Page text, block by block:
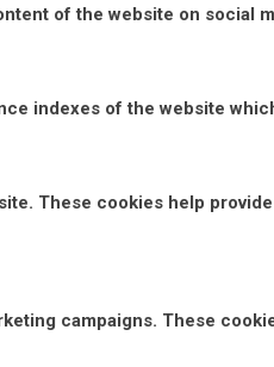
of the website on social
indexes of the website
These cookies help
campaigns. These